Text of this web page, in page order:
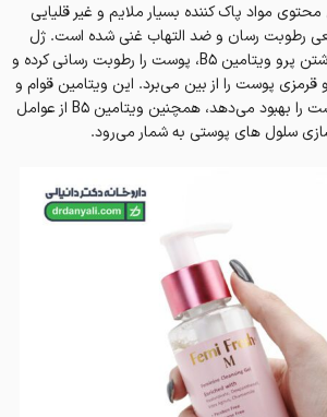
مواد پاک کننده بسیار ملایم و غیر قلیایی
رطوبت رسان و ضد التهاب غنی شده است. ژل
فمی فرش به دلیل داشتن پرو ویتامین B5، پوست را رطوبت رسانی کرده و
پوست را از بین می‌برد. این ویتامین قوام و
خاصیت ارتجاعی پوست را بهبود می‌دهد، همچنین ویتامین B5 از عوامل
سلول های پوستی به شمار می‌رود.